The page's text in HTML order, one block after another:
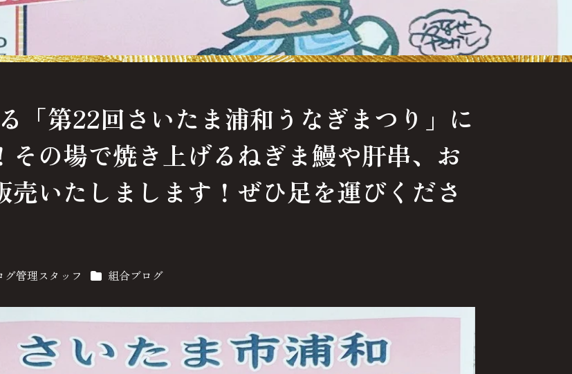
「第22回さいたま浦和うなぎまつり」に
の場で焼き上げるねぎま鰻や肝串、お
いたしまします！ぜひ足を運びくださ
グ管理スタッフ カテゴリー
組合ブログ